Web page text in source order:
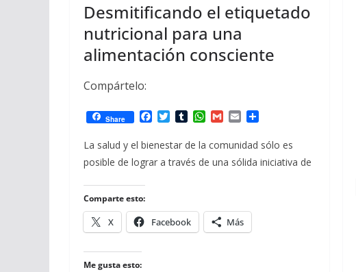
Desmitificando el etiquetado
nutricional para una
alimentación consciente
Compártelo:
Share
c
e
b
T
i
t
t
T
m
b
l
W
a
s
G
a
i
l
E
a
i
l
m
p
a
La salud y el bienestar de la comunidad sólo es
posible de lograr a través de una sólida iniciativa de
Comparte esto:
X Facebook Más
Me gusta esto: